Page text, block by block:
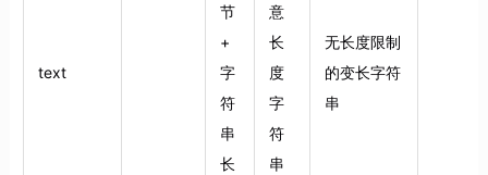
text
节
+
字
符
串
长
意
长
度
字
符
串
无长度限制
的变长字符
串